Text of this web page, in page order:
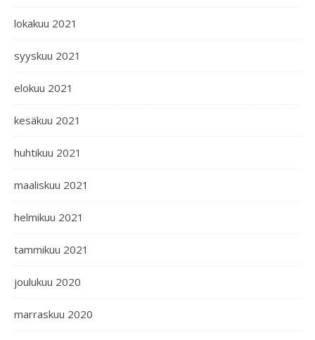
lokakuu 2021
syyskuu 2021
elokuu 2021
kesäkuu 2021
huhtikuu 2021
maaliskuu 2021
helmikuu 2021
tammikuu 2021
joulukuu 2020
marraskuu 2020